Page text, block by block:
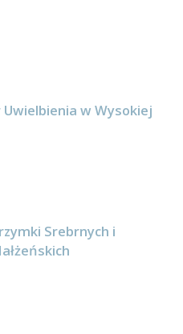
Uwielbienia w Wysokiej
Srebrnych i